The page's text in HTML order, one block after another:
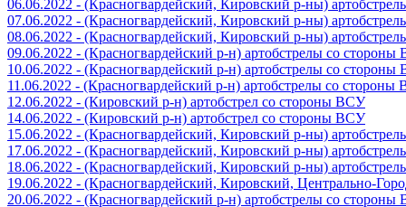
06.06.2022 - (Красногвардейский, Кировский р-ны)
07.06.2022 - (Красногвардейский, Кировский р-ны)
08.06.2022 - (Красногвардейский, Кировский р-ны)
09.06.2022 - (Красногвардейский р-н) артобстрелы со
10.06.2022 - (Красногвардейский р-н) артобстрелы со
11.06.2022 - (Красногвардейский р-н) артобстрелы со стороны
12.06.2022 - (Кировский р-н) артобстрел со стороны ВСУ
14.06.2022 - (Кировский р-н) артобстрел со стороны ВСУ
15.06.2022 - (Красногвардейский, Кировский р-ны)
17.06.2022 - (Красногвардейский, Кировский р-ны)
18.06.2022 - (Красногвардейский, Кировский р-ны)
19.06.2022 - (Красногвардейский, Кировский, Центрально-
20.06.2022 - (Красногвардейский р-н) артобстрелы со